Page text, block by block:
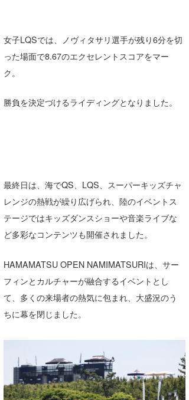
女子LQSでは、ノヴィタサリ選手が残り6分を切
った場面で8.67のエクセレントスコアをマー
ク。
勝負を決定づけるライディングとなりました。
最終日は、海でQS、LQS、スーパーキッズチャ
レンジの熱戦が繰り広げられ、陸のイベントス
テージではキッズダンスショーや音楽ライブな
ど多彩なコンテンツも開催されました。
HAMAMATSU OPEN NAMIMATSURIは、サー
フィンとカルチャーが融合するイベントとし
て、多くの来場者の熱気に包まれ、大盛況のう
ちに幕を閉じました。